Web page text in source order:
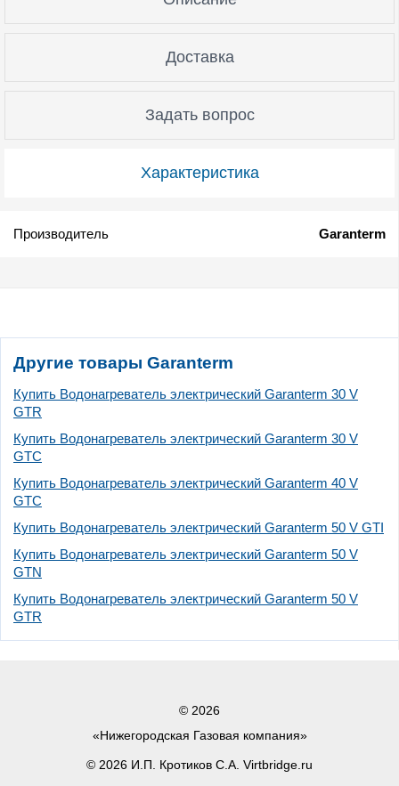
Характеристика
Доставка
Задать вопрос
Производитель Garanterm
Другие товары Garanterm
Купить Водонагреватель электрический Garanterm 30 V
GTR
Купить Водонагреватель электрический Garanterm 30 V
GTС
Купить Водонагреватель электрический Garanterm 40 V
GTС
Купить Водонагреватель электрический Garanterm 50 V GTI
Купить Водонагреватель электрический Garanterm 50 V
GTN
Купить Водонагреватель электрический Garanterm 50 V
GTR
© 2026
«Нижегородская Газовая компания»
© 2026 И.П. Кротиков С.А. Virtbridge.ru